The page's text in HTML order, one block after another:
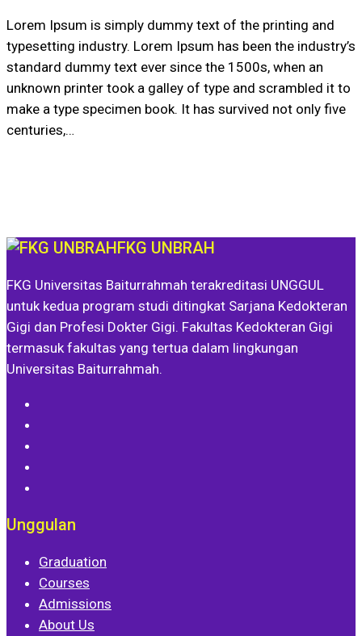
Lorem Ipsum is simply dummy text of the printing and
typesetting industry. Lorem Ipsum has been the industry’s
standard dummy text ever since the 1500s, when an
unknown printer took a galley of type and scrambled it to
make a type specimen book. It has survived not only five
centuries,…
FKG UNBRAH
FKG Universitas Baiturrahmah terakreditasi UNGGUL
untuk kedua program studi ditingkat Sarjana Kedokteran
Gigi dan Profesi Dokter Gigi. Fakultas Kedokteran Gigi
termasuk fakultas yang tertua dalam lingkungan
Universitas Baiturrahmah.
Unggulan
Graduation
Courses
Admissions
About Us